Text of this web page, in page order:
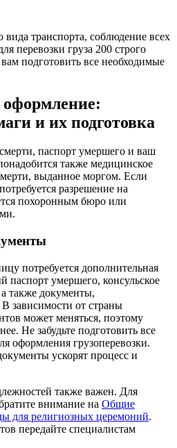
транспорта, соблюдение всех
перевозки груза 200 строго
подготовить все необходимые
и их подготовка
паспорт умершего и ваш
также медицинское
выданное моргом. Если
разрешение на
похоронным бюро или
потребуется дополнительная
паспорт умершего, консульское
также документы,
зависимости от страны
может меняться, поэтому
Не забудьте подготовить все
оформления грузоперевозки.
ускорят процесс и
также важен. Для
внимание на Общие
для религиозных церемоний.
передайте специалистам